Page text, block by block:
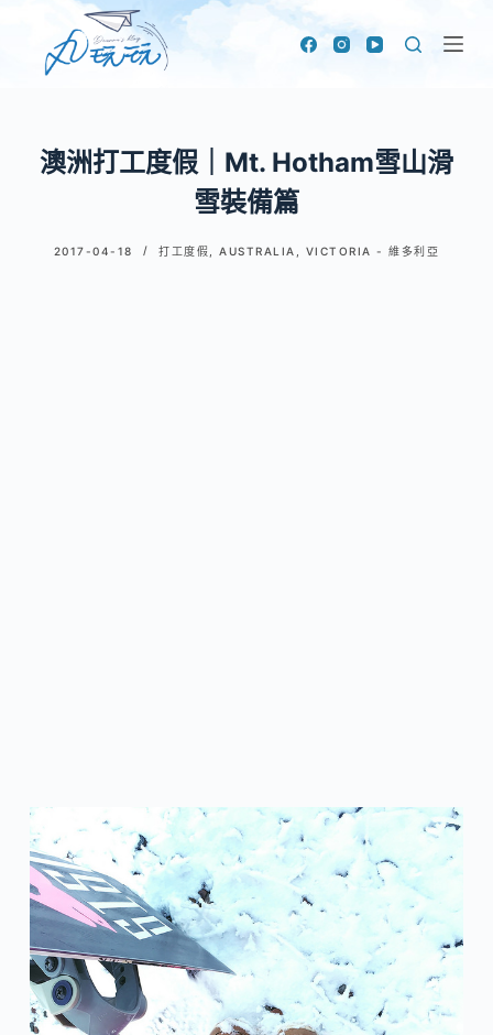
容澳洲打工度假｜Mt. Hotham雪山滑
雪裝備篇
2017-04-18 打工度假 ,AUSTRALIA VICTORIA - 維多利亞